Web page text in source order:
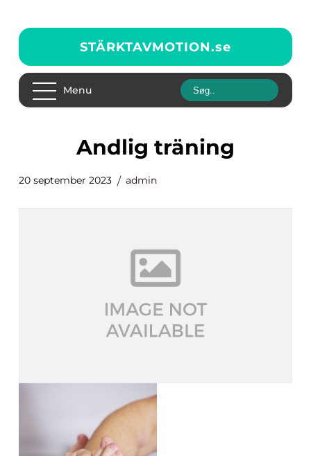
STÄRKTAVMOTION.se
Menu
andlig träning
20 september 2023 admin